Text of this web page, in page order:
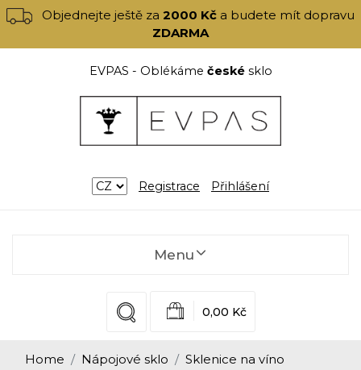
Objednejte ještě za2000 Kč a budete mít dopravu
ZDARMA
EVPAS - Oblékáme českésklo
Registrace Přihlášení
Menu
0,00 Kč
Home Nápojové sklo
Sklenice na víno